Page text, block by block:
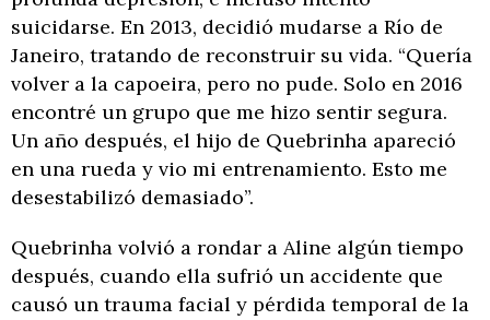
suicidarse. En 2013, decidió mudarse a Río de
Janeiro, tratando de reconstruir su vida. “Quería
volver a la capoeira, pero no pude. Solo en 2016
encontré un grupo que me hizo sentir segura.
Un año después, el hijo de Quebrinha apareció
en una rueda y vio mi entrenamiento. Esto me
desestabilizó demasiado”.
Quebrinha volvió a rondar a Aline algún tiempo
después, cuando ella sufrió un accidente que
causó un trauma facial y pérdida temporal de la